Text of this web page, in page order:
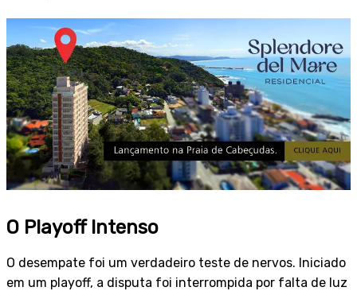
O Playoff Intenso
O desempate foi um verdadeiro teste de nervos. Iniciado
em um playoff, a disputa foi interrompida por falta de luz